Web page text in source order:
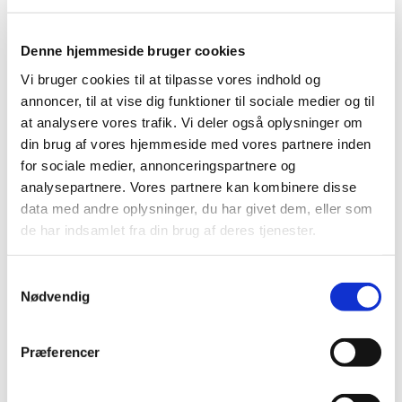
Denne hjemmeside bruger cookies
Vi bruger cookies til at tilpasse vores indhold og
annoncer, til at vise dig funktioner til sociale medier og til
at analysere vores trafik. Vi deler også oplysninger om
din brug af vores hjemmeside med vores partnere inden
for sociale medier, annonceringspartnere og
analysepartnere. Vores partnere kan kombinere disse
data med andre oplysninger, du har givet dem, eller som
de har indsamlet fra din brug af deres tjenester.
Nødvendig
Præferencer
Seks bidrag til revurdering af tilskudsstatus for
medicin mod ADHD
|8. januar 2016 |
Medicintilskudsnævnet har modtaget en række bidrag fra
interessenter til sine drøftelser af tilskudsstatus for…
Repatha® får ikke generelt klausuleret tilskud
|7. januar 2016|
Lægemiddelstyrelsen har besluttet, at Repatha ikke skal
have generelt klausuleret tilskud. Repatha indeholder…
Praluent® får ikke generelt klausuleret tilskud
Lægemiddelstyrelsen har besluttet, at Praluent ikke skal
have generelt klausuleret tilskud. Praluent indeholder…